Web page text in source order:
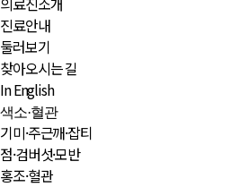
진료안내
둘러보기
찾아오시는 길
In English
색소·혈관
기미·주근깨·잡티
점·검버섯·모반
홍조·혈관